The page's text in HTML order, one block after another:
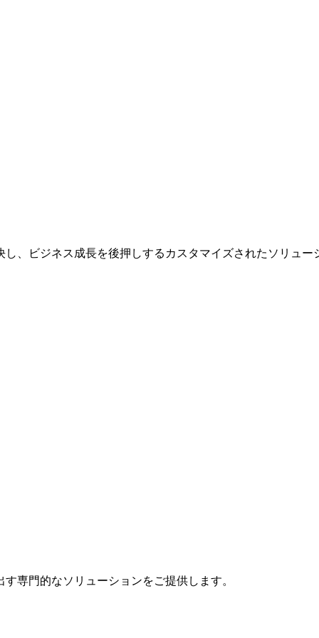
、ビジネス成長を後押しするカスタマイズされたソリュー
専門的なソリューションをご提供します。